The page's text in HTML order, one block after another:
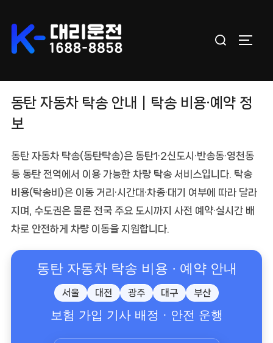
content
Search
동탄 자동차 탁송 안내｜탁송 비용·예약 정
보
동탄 자동차 탁송(동탄탁송)은 동탄1·2신도시·반송동·영천동
등 동탄 전역에서 이용 가능한 차량 탁송 서비스입니다. 탁송
비용(탁송비)은 이동 거리·시간대·차종·대기 여부에 따라 달라
지며, 수도권은 물론 전국 주요 도시까지 사전 예약·실시간 배
차로 안전하게 차량 이동을 지원합니다.
동탄 자동차 탁송 비용 · 예약 안내
서울 대전 광주 대구 부산
보험 가입 기사 배정 · 안전 운행